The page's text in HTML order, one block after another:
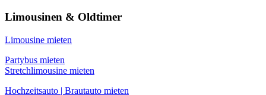
Limousinen & Oldtimer
Limousine mieten
Partybus mieten
Stretchlimousine mieten
Hochzeitsauto | Brautauto mieten